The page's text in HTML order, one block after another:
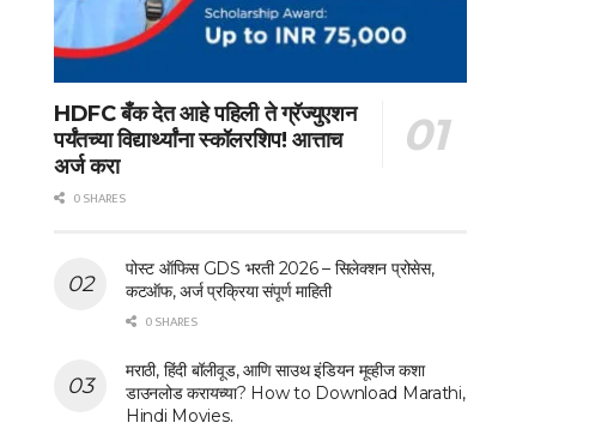
HDFC बँक देत आहे पहिली ते ग्रॅज्युएशन
पर्यंतच्या विद्यार्थ्यांना स्कॉलरशिप! आत्ताच
अर्ज करा
0 SHARES
पोस्ट ऑफिस GDS भरती 2026 – सिलेक्शन प्रोसेस,
कटऑफ, अर्ज प्रक्रिया संपूर्ण माहिती
0 SHARES
मराठी, हिंदी बॉलीवूड, आणि साउथ इंडियन मूव्हीज कशा
डाउनलोड करायच्या? How to Download Marathi,
Hindi Movies.